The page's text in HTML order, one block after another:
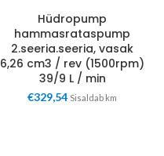
Hüdropump
hammasrataspump
2.seeria.seeria, vasak
6,26 cm3 / rev (1500rpm)
39/9 L / min
€329,54 Sisaldab km